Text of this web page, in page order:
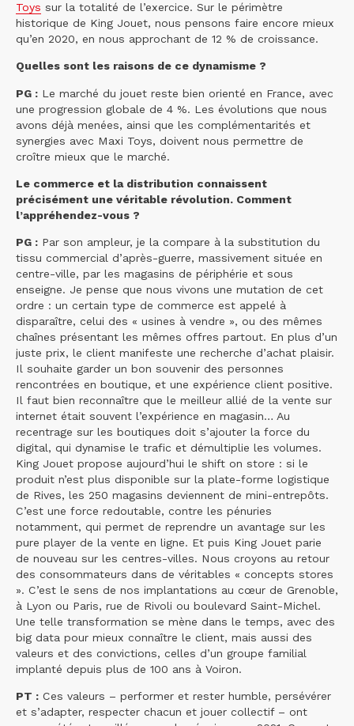
Toys sur la totalité de l’exercice. Sur le périmètre
historique de King Jouet, nous pensons faire encore mieux
qu’en 2020, en nous approchant de 12 % de croissance.
Quelles sont les raisons de ce dynamisme ?
PG : Le marché du jouet reste bien orienté en France, avec
une progression globale de 4 %. Les évolutions que nous
avons déjà menées, ainsi que les complémentarités et
synergies avec Maxi Toys, doivent nous permettre de
croître mieux que le marché.
Le commerce et la distribution connaissent
précisément une véritable révolution. Comment
l’appréhendez-vous ?
PG : Par son ampleur, je la compare à la substitution du
tissu commercial d’après-guerre, massivement située en
centre-ville, par les magasins de périphérie et sous
enseigne. Je pense que nous vivons une mutation de cet
ordre : un certain type de commerce est appelé à
disparaître, celui des « usines à vendre », ou des mêmes
chaînes présentant les mêmes offres partout. En plus d’un
juste prix, le client manifeste une recherche d’achat plaisir.
Il souhaite garder un bon souvenir des personnes
rencontrées en boutique, et une expérience client positive.
Il faut bien reconnaître que le meilleur allié de la vente sur
internet était souvent l’expérience en magasin… Au
recentrage sur les boutiques doit s’ajouter la force du
digital, qui dynamise le trafic et démultiplie les volumes.
King Jouet propose aujourd’hui le shift on store : si le
produit n’est plus disponible sur la plate-forme logistique
de Rives, les 250 magasins deviennent de mini-entrepôts.
C’est une force redoutable, contre les pénuries
notamment, qui permet de reprendre un avantage sur les
pure player de la vente en ligne. Et puis King Jouet parie
de nouveau sur les centres-villes. Nous croyons au retour
des consommateurs dans de véritables « concepts stores
». C’est le sens de nos implantations au cœur de Grenoble,
à Lyon ou Paris, rue de Rivoli ou boulevard Saint-Michel.
Une telle transformation se mène dans le temps, avec des
big data pour mieux connaître le client, mais aussi des
valeurs et des convictions, celles d’un groupe familial
implanté depuis plus de 100 ans à Voiron.
PT : Ces valeurs – performer et rester humble, persévérer
et s’adapter, respecter chacun et jouer collectif – ont